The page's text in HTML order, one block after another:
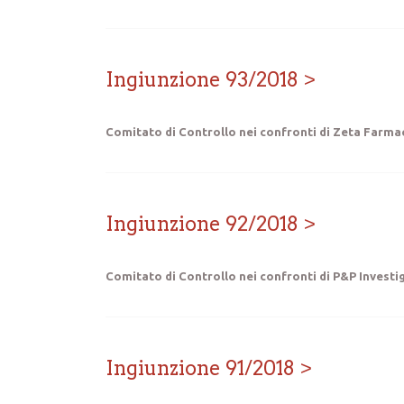
Ingiunzione 93/2018
Comitato di Controllo nei confronti di Zeta
Ingiunzione 92/2018
Comitato di Controllo nei confronti di P&P
Ingiunzione 91/2018